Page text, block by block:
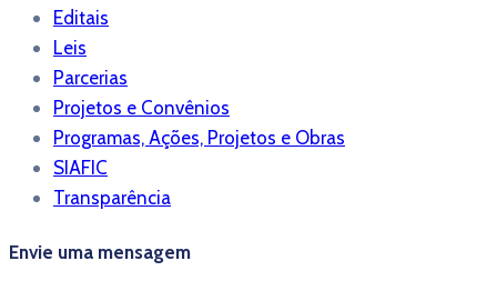
Editais
Leis
Parcerias
Projetos e Convênios
Programas, Ações, Projetos e Obras
SIAFIC
Transparência
Envie uma mensagem